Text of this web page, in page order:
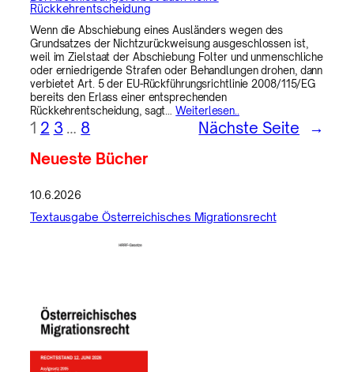
Rückkehrentscheidung
Wenn die Abschiebung eines Ausländers wegen des
Grundsatzes der Nichtzurückweisung ausgeschlossen ist,
weil im Zielstaat der Abschiebung Folter und unmenschliche
oder erniedrigende Strafen oder Behandlungen drohen, dann
verbietet Art. 5 der EU-Rückführungsrichtlinie 2008/115/EG
bereits den Erlass einer entsprechenden
Rückkehrentscheidung, sagt…Weiterlesen..
1 2 3 … 8 Nächste Seite
→
Neueste Bücher
10.6.2026
Textausgabe Österreichisches Migrationsrecht